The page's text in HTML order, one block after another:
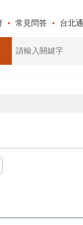
常見問答 台北通